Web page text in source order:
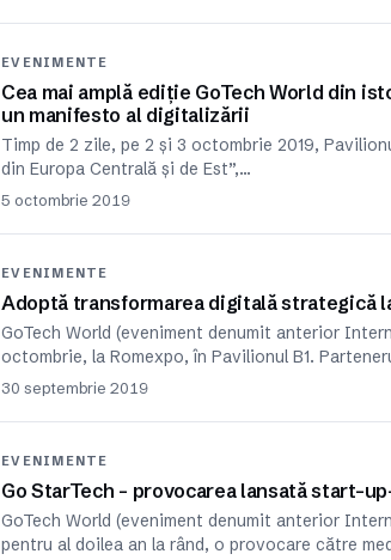
EVENIMENTE
Cea mai amplă ediție GoTech World din
un manifesto al digitalizării
Timp de 2 zile, pe 2 și 3 octombrie 2019,
din Europa Centrală și de Est”,…
5 octombrie 2019
EVENIMENTE
Adoptă transformarea digitală strategică
GoTech World (eveniment denumit anterior
octombrie, la Romexpo, în Pavilionul B1.
30 septembrie 2019
EVENIMENTE
Go StarTech – provocarea lansată start-
GoTech World (eveniment denumit anterior
pentru al doilea an la rând, o provocare către